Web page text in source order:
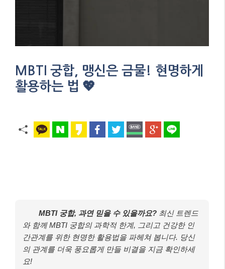
MBTI 궁합, 맹신은 금물! 현명하게
활용하는 법 💖
MBTI 궁합, 과연 믿을 수 있을까요? 최신 트렌드
와 함께 MBTI 궁합의 과학적 한계, 그리고 건강한 인
간관계를 위한 현명한 활용법을 파헤쳐 봅니다. 당신
의 관계를 더욱 풍요롭게 만들 비결을 지금 확인하세
요!